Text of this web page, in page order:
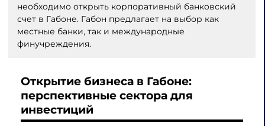
необходимо открыть корпоративный банковский
счет в Габоне. Габон предлагает на выбор как
местные банки, так и международные
финучреждения.
Открытие бизнеса в Габоне:
перспективные сектора для
инвестиций